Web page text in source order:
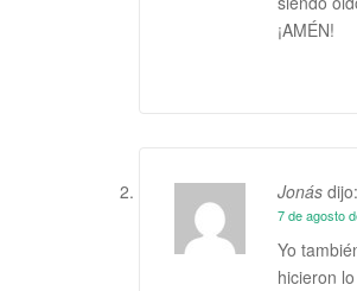
¡AMÉN!
Jonás dijo:
7 de agosto
Yo
hicieron